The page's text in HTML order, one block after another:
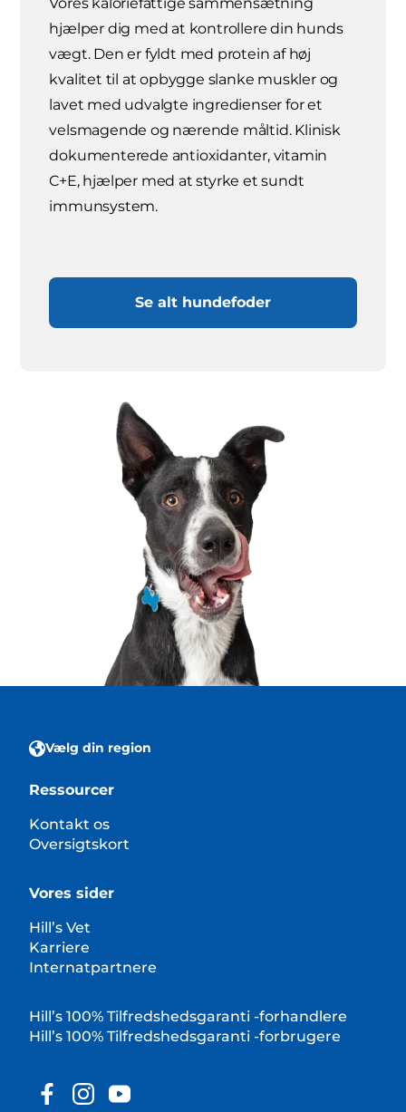
hjælper dig med at kontrollere din hunds
vægt. Den er fyldt med protein af høj
kvalitet til at opbygge slanke muskler og
lavet med udvalgte ingredienser for et
velsmagende og nærende måltid. Klinisk
dokumenterede antioxidanter, vitamin
C+E, hjælper med at styrke et sundt
immunsystem.
Se alt hundefoder
Vælg din region
Ressourcer
Kontakt os
Oversigtskort
Vores sider
Hill’s Vet
Karriere
Internatpartnere
Hill’s 100% Tilfredshedsgaranti -forhandlere
Hill’s 100% Tilfredshedsgaranti -forbrugere